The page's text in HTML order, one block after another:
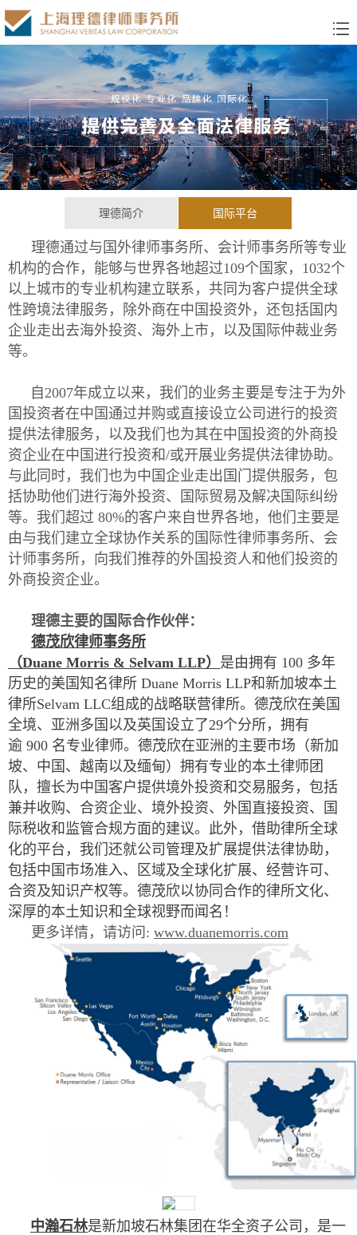
理德简介 国际平台
理德通过与国外律师事务所、会计师事务所等专业
机构的合作，能够与世界各地超过109个国家，1032个
以上城市的专业机构建立联系，共同为客户提供全球
性跨境法律服务，除外商在中国投资外，还包括国内
企业走出去海外投资、海外上市，以及国际仲裁业务
等。
自2007年成立以来，我们的业务主要是专注于为外
国投资者在中国通过并购或直接设立公司进行的投资
提供法律服务，以及我们也为其在中国投资的外商投
资企业在中国进行投资和/或开展业务提供法律协助。
与此同时，我们也为中国企业走出国门提供服务，包
括协助他们进行海外投资、国际贸易及解决国际纠纷
等。我们超过 80%的客户来自世界各地，他们主要是
由与我们建立全球协作关系的国际性律师事务所、会
计师事务所，向我们推荐的外国投资人和他们投资的
外商投资企业。
理德主要的国际合作伙伴：
德茂欣律师事务所
（Duane Morris & Selvam LLP） 是由拥有 100 多年
历史的美国知名律所 Duane Morris LLP和新加坡本土
律所Selvam LLC组成的战略联营律所。 德茂欣在美国
全境、亚洲多国以及英国设立了29个分所，拥有
逾 900 名专业律师。德茂欣在亚洲的主要市场（新加
坡、中国、越南以及缅甸）拥有专业的本土律师团
队，擅长为中国客户提供境外投资和交易服务，包括
兼并收购、合资企业、境外投资、外国直接投资、国
际税收和监管合规方面的建议。此外，借助律所全球
化的平台，我们还就公司管理及扩展提供法律协助，
包括中国市场准入、区域及全球化扩展、经营许可、
合资及知识产权等。德茂欣以协同合作的律所文化、
深厚的本土知识和全球视野而闻名！
更多详情，请访问: www.duanemorris.com
中瀚石林是新加坡石林集团在华全资子公司，是一